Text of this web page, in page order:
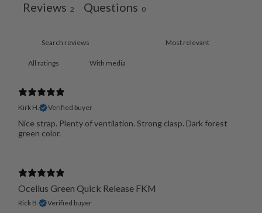
Reviews 2 Questions 0
With media
Kirk H. Verified buyer
Nice strap. Plenty of ventilation. Strong clasp. Dark forest
green color.
Ocellus Green Quick Release FKM
Rick B. Verified buyer